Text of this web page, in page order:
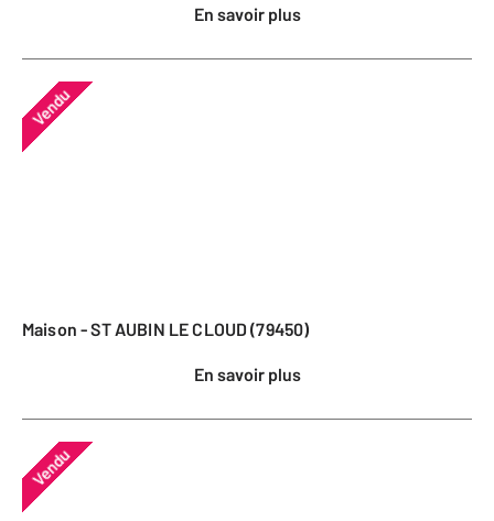
En savoir plus
Vendu
Maison - ST AUBIN LE CLOUD (79450)
En savoir plus
Vendu